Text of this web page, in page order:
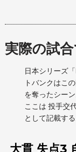
実際の試
日本シリーズ
トバンクはこ
を奪ったシーン
ここは 投手交
として記載する
大貫 失点3